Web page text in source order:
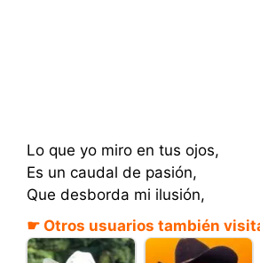
Lo que yo miro en tus ojos,
Es un caudal de pasión,
Que desborda mi ilusión,
☛ Otros usuarios también